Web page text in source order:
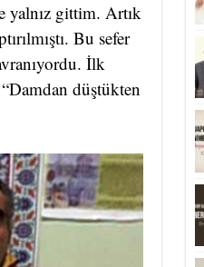
yalnız gittim. Artık
Bu sefer
İlk
düştükten